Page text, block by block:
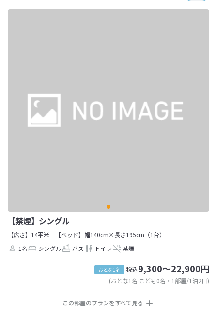
【禁煙】シングル
【広さ】14平米
【ベッド】幅140cm×長さ195cm（1台）
1名
シングル バス トイレ 禁煙
おとな1名 税込9,300～22,900円
(おとな1名 こども0名・1部屋/1泊2日)
この部屋のプランをすべて見る